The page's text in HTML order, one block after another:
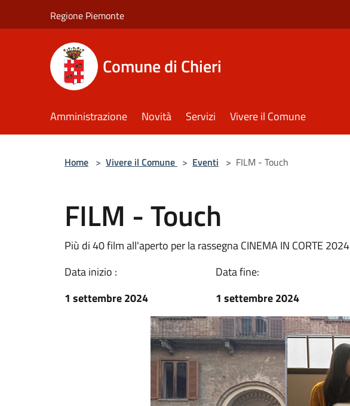
Regione Piemonte
Comune di Chieri
Amministrazione Novità Servizi Vivere il Comune
Home > Vivere il Comune > Eventi > FILM - Touch
FILM - Touch
Più di 40 film all'aperto per la rassegna CINEMA IN CORTE 2024
Data inizio :
1 settembre 2024
Data fine:
1 settembre 2024